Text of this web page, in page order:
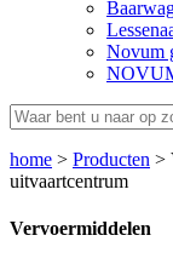
Novum
home > Producten >
uitvaartcentrum
Vervoermiddelen